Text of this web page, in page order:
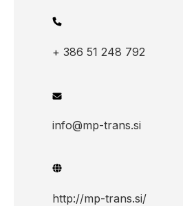
+ 386 51 248 792
info@mp-trans.si
http://mp-trans.si/